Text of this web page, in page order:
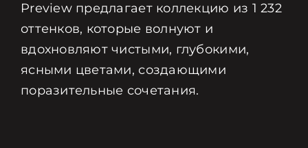
Preview предлагает коллекцию из 1 232
оттенков, которые волнуют и
вдохновляют чистыми, глубокими,
ясными цветами, создающими
поразительные сочетания.